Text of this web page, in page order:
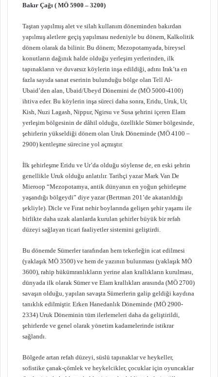
Bakır Çağı ( MÖ 5900 – 3200)
Taştan yapılmış alet ve silah kullanım döneminden bakırdan
yapılmış aletlere geçiş yapılması nedeniyle bu dönem, Kalkolitik
dönem olarak da bilinir. Bu dönem; Mezopotamyada, bireysel
konutların dağınık halde olduğu yerleşim yerlerinden, ilk
tapınakların ve duvarsız köylerin inşa edildiği, adını Irak’ta en
fazla sayıda sanat eserinin bulunduğu bölge olan Tell Al-
Ubaid’den alan, Ubaid/Ubeyd Dönemini de (MÖ 5000-4100)
ihtiva eder. Bu köylerin inşa süreci daha sonra, Eridu, Uruk, Ur,
Kish, Nuzi Lagash, Nippur, Ngirsu ve Susa şehrini içeren Elam
yerleşim bölgesinin de dâhil olduğu, özellikle Sümer bölgesinde,
şehirlerin yükseldiği dönem olan Uruk Döneminde (MÖ 4100 –
2900) kentleşme sürecine yol açmıştır.
İlk şehirleşme Eridu ve Ur’da olduğu söylense de, en eski şehrin
genellikle Uruk olduğu anlatılır. Tarihçi yazar Mark Van De
Mieroop “Mezopotamya, antik dünyanın en yoğun şehirleşme
yaşandığı bölgeydi” diye yazar (Bertman 201’de akatarıldığı
şekliyle). Dicle ve Fırat nehir boylarında gelişen şehir yaşamı ile
birlikte daha uzak alanlarda kurulan şehirler büyük bir refah
düzeyi sağlayan ticari faaliyetler sistemini geliştirdi.
Bu dönemde Sümerler tarafından hem tekerleğin icat edilmesi
(yaklaşık MÖ 3500) ve hem de yazının bulunması (yaklaşık MÖ
3600), rahip hükümranlıkların yerine alan krallıkların kurulması,
dünyada ilk olarak Sümer ve Elam krallıkları arasında (MÖ 2700)
savaşın olduğu, yapılan savaşta Sümerlerin galip geldiği kaydına
tanıklık edilmiştir. Erken Hanedanlık Döneminde (MÖ 2900-
2334) Uruk Döneminin tüm ilerlemeleri daha da geliştirildi,
şehirlerde ve genel olarak yönetim kadamelerinde istikrar
sağlandı.
Bölgede artan refah düzeyi, süslü tapınaklar ve heykeller,
sofistike çanak-çömlek ve heykelcikler, çocuklar için oyuncaklar